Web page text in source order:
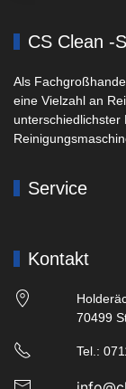
CS Clean -
Als
eine Vielzahl an
unterschiedlichster
Service
Kontakt
70499
Tel.: